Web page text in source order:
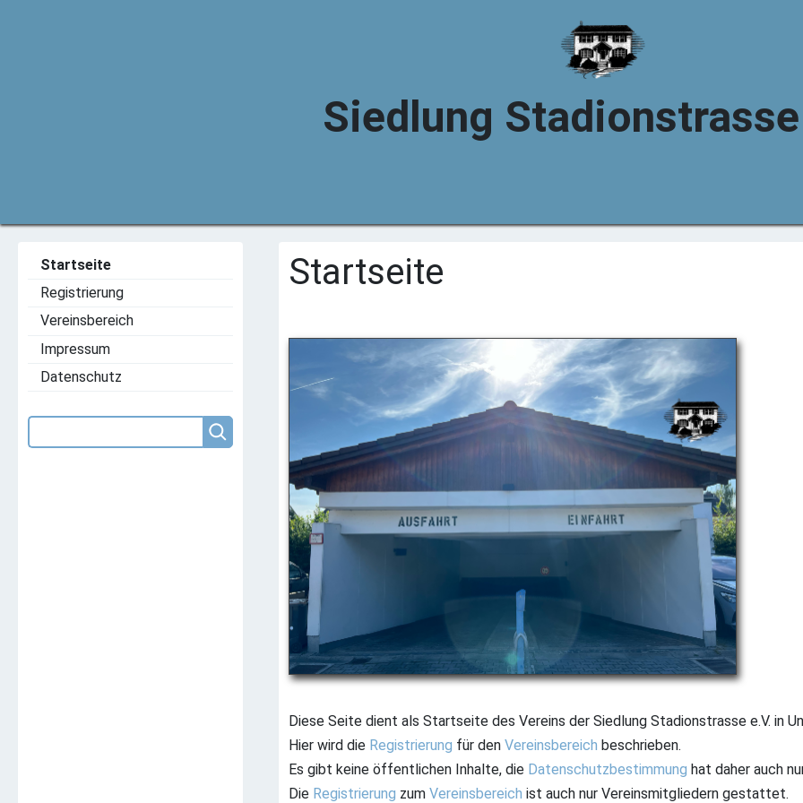
Siedlung
Startseite
Registrierung
Vereinsbereich
Impressum
Datenschutz
Startseite
Diese Seite dient als Startseite des Vereins der Siedlung Stadionstrasse e.V. in
Hier wird die Registrierung für den Vereinsbereich beschrieben.
Es gibt keine öffentlichen Inhalte, die Datenschutzbestimmung hat daher auch
Die Registrierung zum Vereinsbereich ist auch nur Vereinsmitgliedern gestattet.